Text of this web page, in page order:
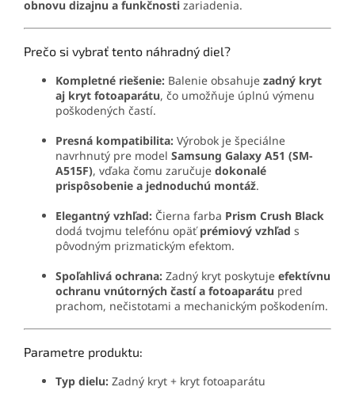
obnovu dizajnu a funkčnosti zariadenia.
Prečo si vybrať tento náhradný diel?
Kompletné riešenie: Balenie obsahuje zadný kryt
aj kryt fotoaparátu, čo umožňuje úplnú výmenu
poškodených častí.
Presná kompatibilita: Výrobok je špeciálne
navrhnutý pre model Samsung Galaxy A51 (SM-
A515F), vďaka čomu zaručuje dokonalé
prispôsobenie a jednoduchú montáž.
Elegantný vzhľad: Čierna farba Prism Crush Black
dodá tvojmu telefónu opäťprémiový vzhľad s
pôvodným prizmatickým efektom.
Spoľahlivá ochrana: Zadný kryt poskytuje efektívnu
ochranu vnútorných častí a fotoaparátu pred
prachom, nečistotami a mechanickým poškodením.
Parametre produktu:
Typ dielu: Zadný kryt + kryt fotoaparátu